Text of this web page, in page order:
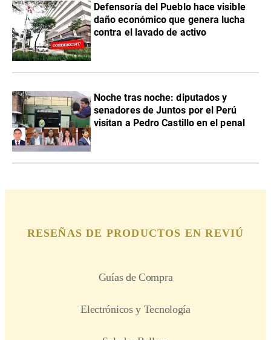
Defensoría del Pueblo hace visible
daño económico que genera lucha
contra el lavado de activo
Noche tras noche: diputados y
senadores de Juntos por el Perú
visitan a Pedro Castillo en el penal